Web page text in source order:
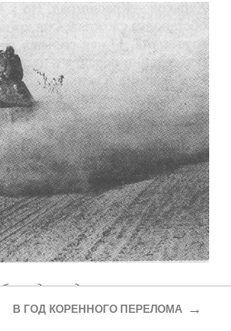
выдвигается к месту
фронт, май 1942 года
В ГОД КОРЕННОГО ПЕРЕЛОМА →